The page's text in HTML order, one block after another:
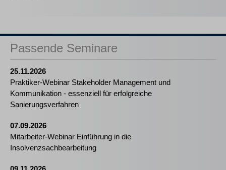
Passende Seminare
25.11.2026
Praktiker-Webinar Stakeholder Management und
Kommunikation - essenziell für erfolgreiche
Sanierungsverfahren
07.09.2026
Mitarbeiter-Webinar Einführung in die
Insolvenzsachbearbeitung